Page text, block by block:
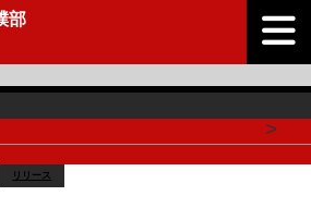
部
>
リリース